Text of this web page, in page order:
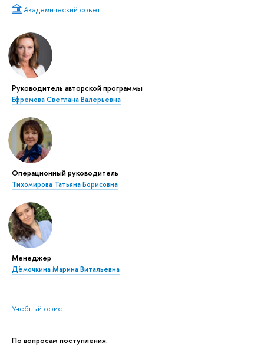
Академический совет
Руководитель авторской программы
Ефремова Светлана Валерьевна
Операционный руководитель
Тихомирова Татьяна Борисовна
Менеджер
Дёмочкина Марина Витальевна
Учебный офис
По вопросам поступления: